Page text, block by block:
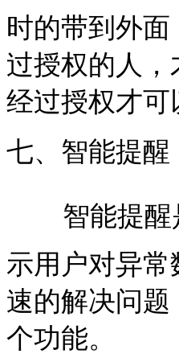
时的带到外
过授权的人
经过授权才可
七、智能提醒
智能提醒
示用户对异
速的解决问题
个功能。